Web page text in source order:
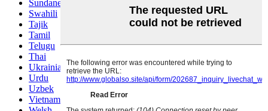
Sundanese
Swahili
Tajik
Tamil
Telugu
Thai
Ukrainian
Urdu
Uzbek
Vietnamese